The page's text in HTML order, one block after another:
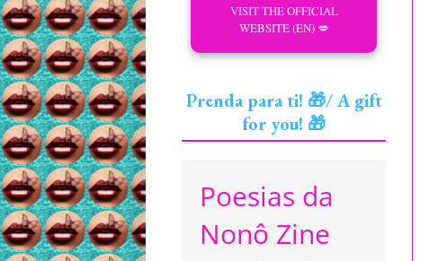
VISIT THE OFFICIAL
WEBSITE (EN) 💋
Prenda para ti! 🎁/ A gift
for you! 🎁
Poesias da
Nonô Zine